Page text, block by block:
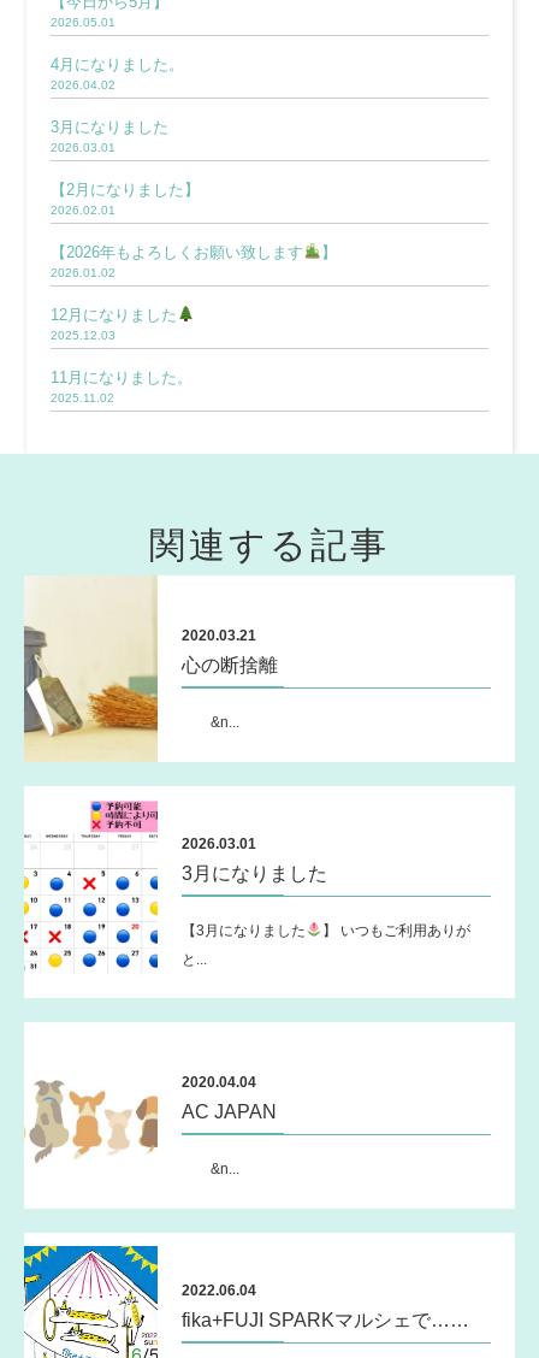
2026.05.01
4月になりました。
2026.04.02
3月になりました
2026.03.01
【2月になりました】
2026.02.01
【2026年もよろしくお願い致します 】
2026.01.02
12月になりました
2025.12.03
11月になりました。
2025.11.02
関連する記事
2020.03.21
心の断捨離
&n...
2026.03.01
3月になりました
【3月になりました
】 いつもご利用ありが
と...
2020.04.04
AC JAPAN
&n...
2022.06.04
fika+FUJI SPARKマルシェで……